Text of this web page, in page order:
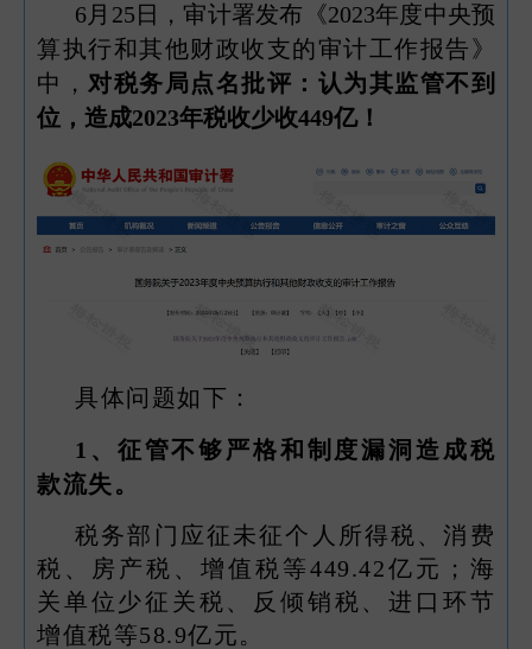
6月25日，审计署发布《2023年度中央预
算执行和其他财政收支的审计工作报告》
中， 对税务局点名批评：认为其监管不到
位，造成2023年税收少收449亿！
具体问题如下：
1、 征管不够严格和制度漏洞造成税
款流失。
税务部门应征未征个人所得税、消费
税、房产税、增值税等449.42亿元；海
关单位少征关税、反倾销税、进口环节
增值税等58.9亿元。